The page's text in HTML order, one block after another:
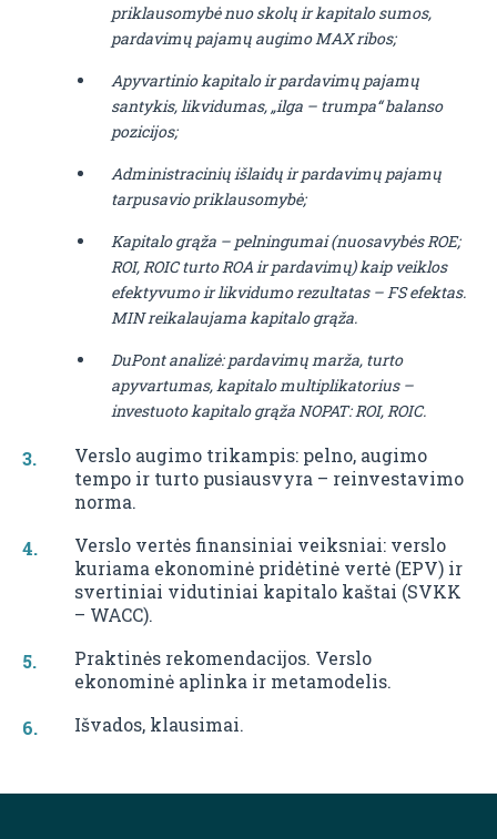
priklausomybė nuo skolų ir kapitalo sumos,
pardavimų pajamų augimo MAX ribos;
Apyvartinio kapitalo ir pardavimų pajamų
santykis, likvidumas, „ilga – trumpa“ balanso
pozicijos;
Administracinių išlaidų ir pardavimų pajamų
tarpusavio priklausomybė;
Kapitalo grąža – pelningumai (nuosavybės ROE;
ROI, ROIC turto ROA ir pardavimų) kaip veiklos
efektyvumo ir likvidumo rezultatas – FS efektas.
MIN reikalaujama kapitalo grąža.
DuPont analizė: pardavimų marža, turto
apyvartumas, kapitalo multiplikatorius –
investuoto kapitalo grąža NOPAT: ROI, ROIC.
Verslo augimo trikampis: pelno, augimo
tempo ir turto pusiausvyra – reinvestavimo
norma.
Verslo vertės finansiniai veiksniai: verslo
kuriama ekonominė pridėtinė vertė (EPV) ir
svertiniai vidutiniai kapitalo kaštai (SVKK
– WACC).
Praktinės rekomendacijos. Verslo
ekonominė aplinka ir metamodelis.
Išvados, klausimai.